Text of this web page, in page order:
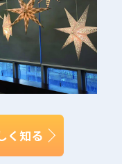
く知る